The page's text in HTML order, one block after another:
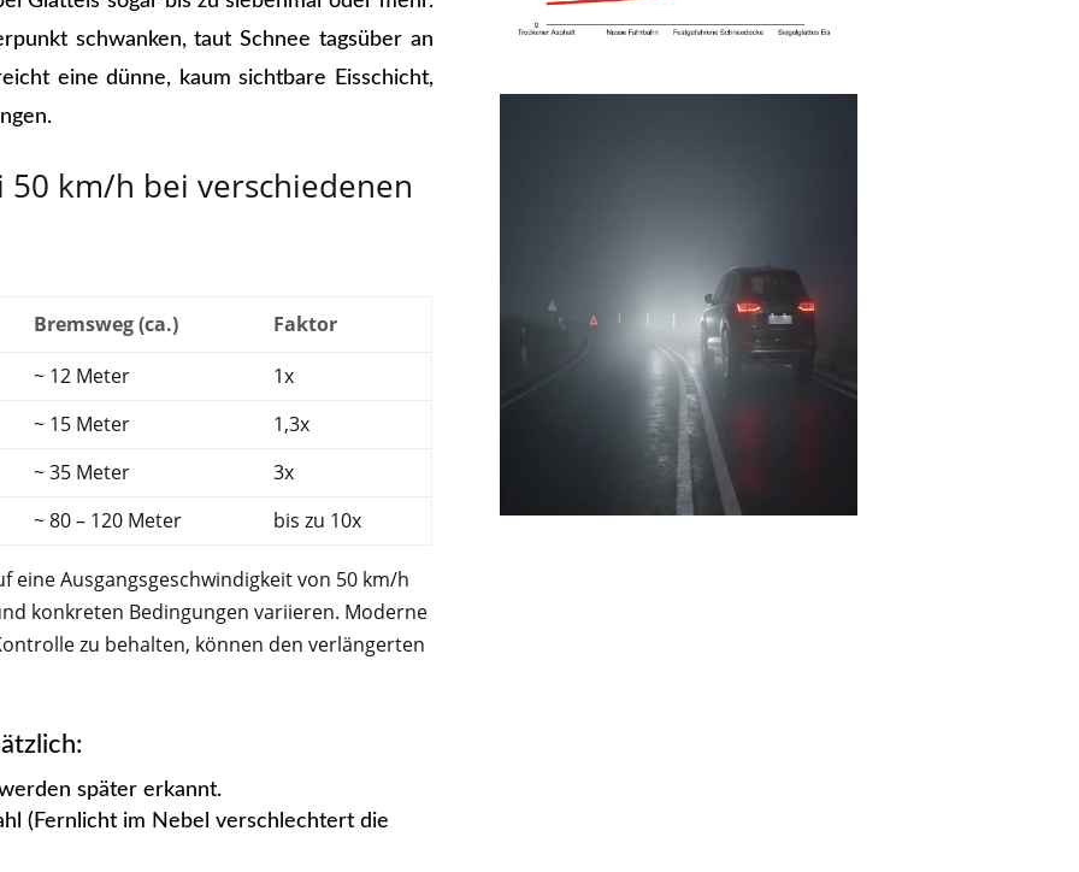
schwanken, taut Schnee tagsüber an
eine dünne, kaum sichtbare Eisschicht,
50 km/h bei verschiedenen
Bremsweg (ca.)
Faktor
~ 12 Meter
1x
~ 15 Meter
1,3x
~ 35 Meter
3x
~ 80 – 120 Meter
bis zu 10x
eine Ausgangsgeschwindigkeit von 50 km/h
konkreten Bedingungen variieren. Moderne
zu behalten, können den verlängerten
später erkannt.
(Fernlicht im Nebel verschlechtert die